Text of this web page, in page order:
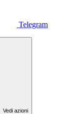
Telegram
Vedi azioni